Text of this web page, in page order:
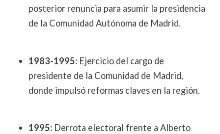
posterior renuncia para asumir la presidencia
de la Comunidad Autónoma de Madrid.
1983-1995:Ejercicio del cargo de
presidente de la Comunidad de Madrid,
donde impulsó reformas claves en la región.
1995:Derrota electoral frente a Alberto